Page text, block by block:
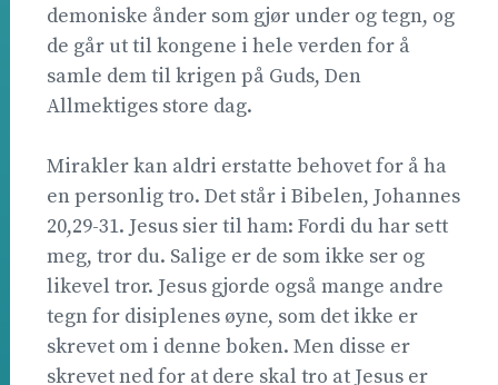
demoniske ånder som gjør under og tegn, og
de går ut til kongene i hele verden for å
samle dem til krigen på Guds, Den
Allmektiges store dag.
Mirakler kan aldri erstatte behovet for å ha
en personlig tro. Det står i Bibelen, Johannes
20,29-31. Jesus sier til ham: Fordi du har sett
meg, tror du. Salige er de som ikke ser og
likevel tror. Jesus gjorde også mange andre
tegn for disiplenes øyne, som det ikke er
skrevet om i denne boken. Men disse er
skrevet ned for at dere skal tro at Jesus er